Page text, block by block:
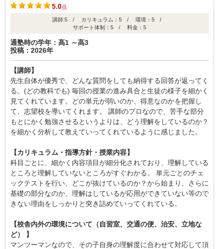
5.0点
講師:5 / カリキュラム：5 / 環境：5 /
サポート体制：5 / 料金：5
通塾時の学年：高1 ～高3
投稿：2026年
【講師】
先生自体が優秀で、どんな質問をしても納得する回答が返ってく
る。(どの教科でも) 毎回の授業の進み具合と生徒の様子を細かく
見てくれています。どの単元が弱いのか、得意なのかを把握し
て、志望校を導いてくれます。 講師のプロなので、苦手な部分
もとにかく勉強させるというよりは、どう理解をしているのか？
を細かく分析して教えていってくれているように感じました。
【カリキュラム・指導方針・授業内容】
科目ごとに、細かく内容項目が細分化されており、理解している
ところと理解していないところがすぐわかる。 単元ごとのチェ
ックテストを行い、どこが抜けているのか？から始まり、さらに
基礎の部分なのか、理解はしているが応用ができていない等ので
きない理由をしっかりと突き詰めていってくれている。
【校舎内外の環境について（自習室、交通の便、治安、立地な
ど） 】
マンツーマンなので、その子自身の理解度に合わせて対応して頂